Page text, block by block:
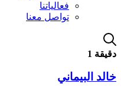
فعالياتنا
تواصل معنا
دقيقة 1
خالد البيماني